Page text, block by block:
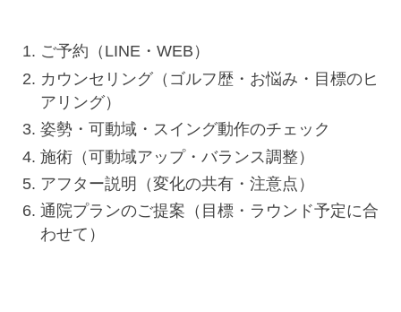
ご予約（LINE・WEB）
カウンセリング（ゴルフ歴・お悩み・目標のヒ
アリング）
姿勢・可動域・スイング動作のチェック
施術（可動域アップ・バランス調整）
アフター説明（変化の共有・注意点）
通院プランのご提案（目標・ラウンド予定に合
わせて）